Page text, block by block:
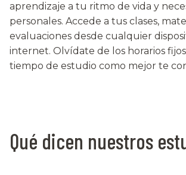
aprendizaje a tu ritmo de vida y
personales. Accede a tus clases,
evaluaciones desde cualquier
internet. Olvídate de los horarios
tiempo de estudio como mejor te
Qué dicen nuestros